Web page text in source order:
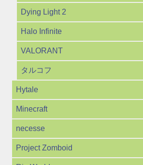
Dying Light 2
Halo Infinite
VALORANT
タルコフ
Hytale
Minecraft
necesse
Project Zomboid